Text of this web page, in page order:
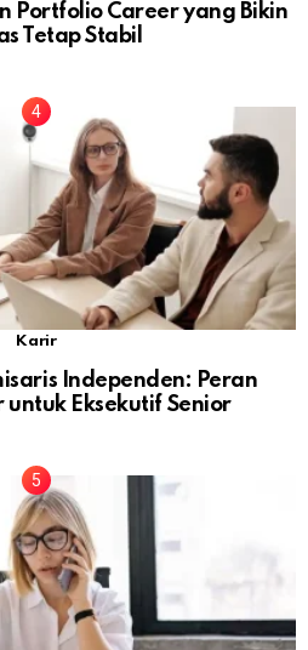
Portfolio Career yang Bikin
Tetap Stabil
Karir
Independen: Peran
untuk Eksekutif Senior